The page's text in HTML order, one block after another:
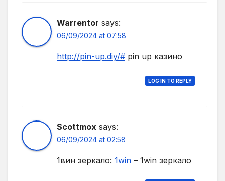
Warrentor says:
06/09/2024 at 07:58
http://pin-up.diy/# pin up казино
LOG IN TO REPLY
Scottmox says:
06/09/2024 at 02:58
1вин зеркало: 1win – 1win зеркало